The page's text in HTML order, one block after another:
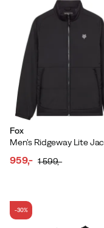
Fox
959,- 1 599,-
-30%